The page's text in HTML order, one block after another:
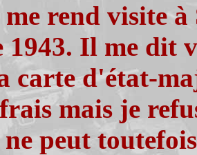
rend visite
1943. Il me dit
carte d'état-
mais je
peut